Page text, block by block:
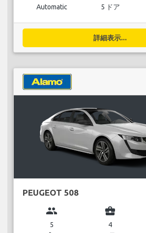
Automatic 5 ドア
詳細表示...
PEUGEOT 508
group
5
business_center
4